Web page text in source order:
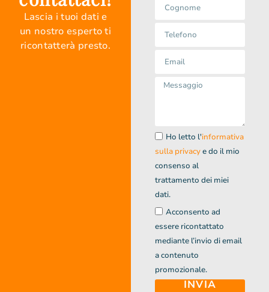
Lascia i tuoi dati e
un nostro esperto ti
ricontatterà presto.
Ho letto l'informativa
sulla privacye do il mio
consenso al
trattamento dei miei
dati.
Acconsento ad
essere ricontattato
mediante l’invio di email
a contenuto
promozionale.
INVIA